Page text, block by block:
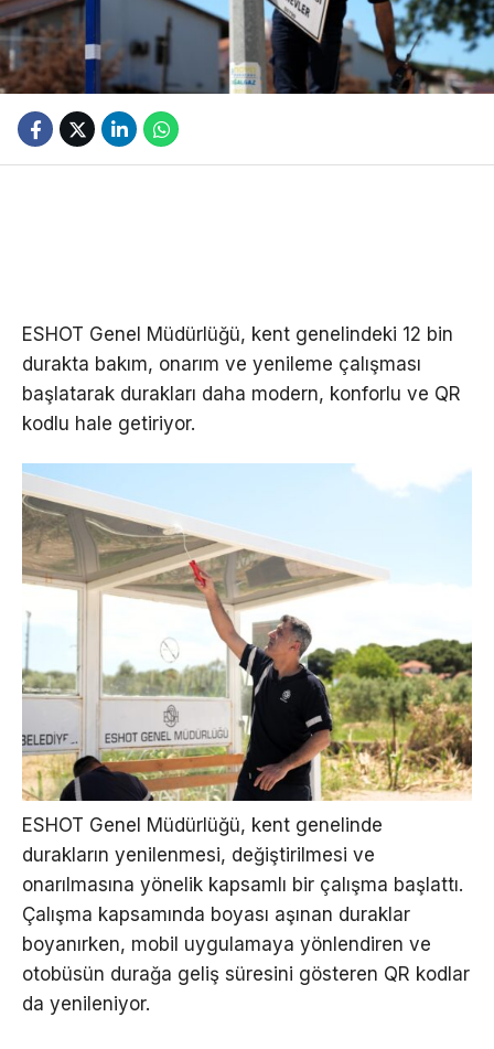
ESHOT Genel Müdürlüğü, kent genelindeki 12 bin
durakta bakım, onarım ve yenileme çalışması
başlatarak durakları daha modern, konforlu ve QR
kodlu hale getiriyor.
ESHOT Genel Müdürlüğü, kent genelinde
durakların yenilenmesi, değiştirilmesi ve
onarılmasına yönelik kapsamlı bir çalışma başlattı.
Çalışma kapsamında boyası aşınan duraklar
boyanırken, mobil uygulamaya yönlendiren ve
otobüsün durağa geliş süresini gösteren QR kodlar
da yenileniyor.